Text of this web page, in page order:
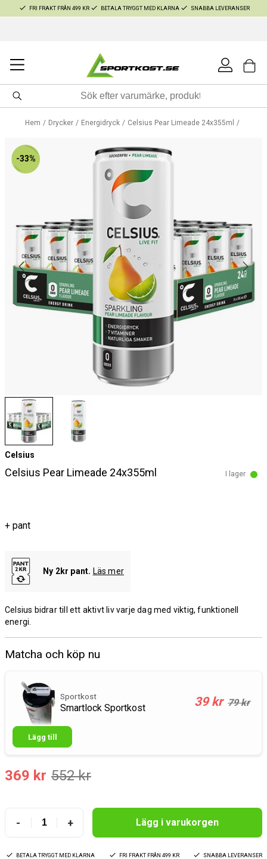
FRI FRAKT FRÅN 499 KR BETALA TRYGGT MED KLARNA SNABBA LEVERANSER
Hem Drycker Energidryck Celsius Pear Limeade 24x355ml
-33%
Celsius
Celsius Pear Limeade 24x355ml I lager
+ pant
Ny 2kr pant. Läs mer
Celsius bidrar till ett aktivt liv varje dag med viktig, funktionell
energi.
Matcha och köp nu
Sportkost
Smartlock Sportkost 39 kr 79 kr
Lägg till
369 kr 552 kr
- + Lägg i varukorgen
BETALA TRYGGT MED KLARNA FRI FRAKT FRÅN 499 KR SNABBA LEVERANSER